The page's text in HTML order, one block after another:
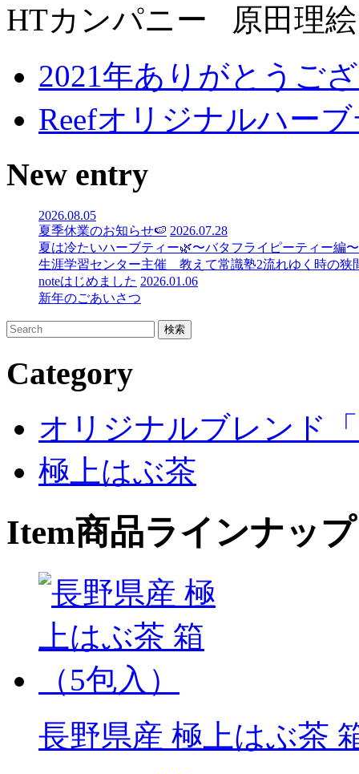
HTカンパニー 原田理絵
2021年ありがとうご
Reefオリジナルハー
New entry
2026.08.05
夏季休業のお知らせ🍉 2026.07.28
夏は冷たいハーブティー🌿〜バタフライピーティー編〜
生涯学習センター主催 教えて常識塾2流れゆく時の狭
noteはじめました 2026.01.06
新年のごあいさつ
Category
オリジナルブレンド
極上はぶ茶
Item商品ラインナップ
長野県産 極上はぶ茶